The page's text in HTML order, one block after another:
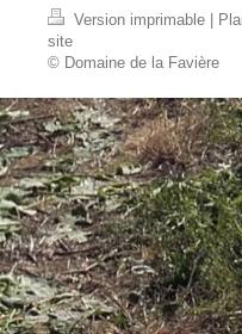
Version imprimable
site
© Domaine de la Favière